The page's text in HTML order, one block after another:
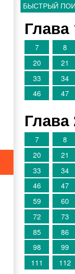
БЫСТРЫЙ
7
8
20
21
33
34
46
47
7
8
20
21
33
34
46
47
59
60
72
73
85
86
98
99
111
112